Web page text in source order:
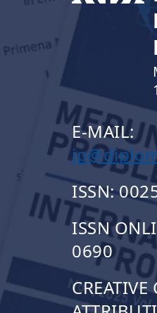
E-MAIL:
ISSN:
ISSN
0690